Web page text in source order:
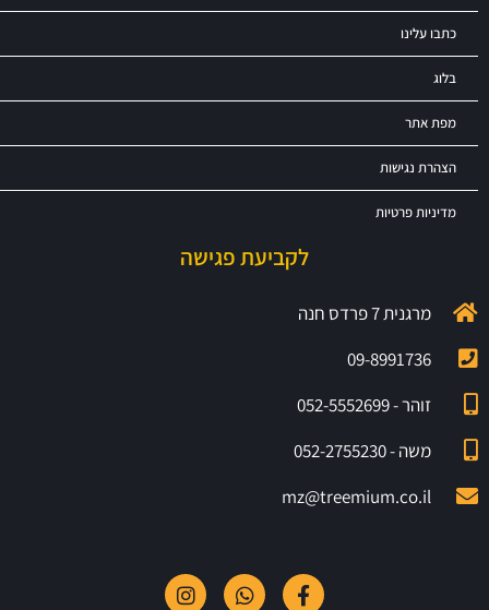
כתבו עלינו
בלוג
מפת אתר
הצהרת נגישות
מדיניות פרטיות
לקביעת פגישה
מרגנית 7 פרדס חנה
09-8991736
זוהר - 052-5552699
משה - 052-2755230
mz@treemium.co.il